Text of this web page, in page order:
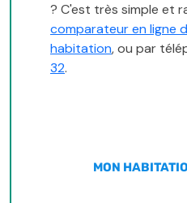
? C'est très simple et
comparateur en ligne
habitation, ou par
32.